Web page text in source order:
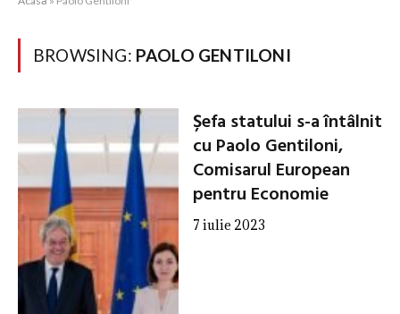
BROWSING: PAOLO GENTILONI
Șefa statului s-a întâlnit
cu Paolo Gentiloni,
Comisarul European
pentru Economie
7 iulie 2023